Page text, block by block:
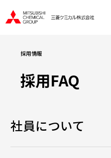
採用情報
採用FAQ
社員について